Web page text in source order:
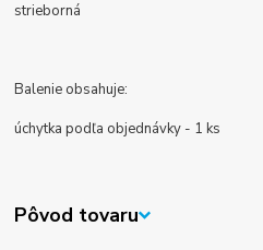
strieborná
Balenie obsahuje:
úchytka podľa objednávky - 1 ks
Pôvod tovaru